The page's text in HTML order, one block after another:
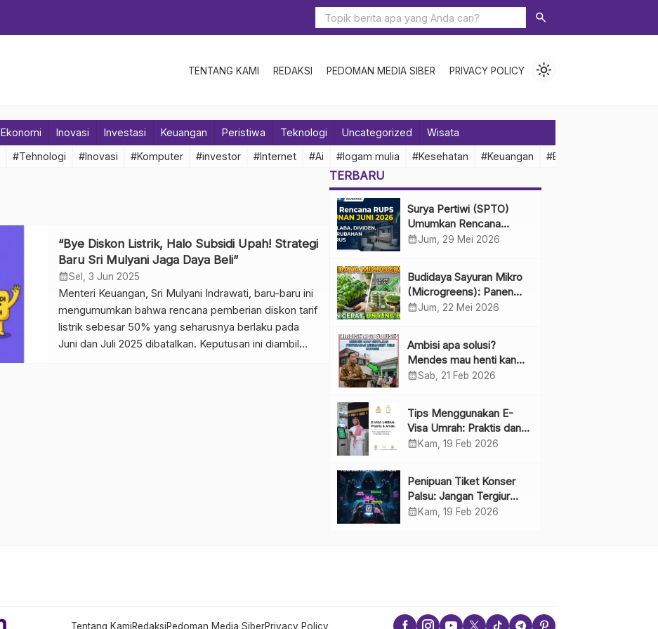
search
TENTANG KAMI REDAKSI PEDOMAN MEDIA SIBER PRIVACY POLICY light_mode
Ekonomi Inovasi Investasi Keuangan Peristiwa Teknologi Uncategorized Wisata
#Tehnologi #Inovasi #Komputer #investor #Internet #Ai #logam mulia #Kesehatan #Keuangan #Ekonomi Indonesia
“Bye Diskon Listrik, Halo Subsidi Upah! Strategi
Baru Sri Mulyani Jaga Daya Beli”
calendar_monthSel, 3 Jun 2025
Menteri Keuangan, Sri Mulyani Indrawati, baru-baru ini
mengumumkan bahwa rencana pemberian diskon tarif
listrik sebesar 50% yang seharusnya berlaku pada
Juni dan Juli 2025 dibatalkan. Keputusan ini diambil
TERBARU
Surya Pertiwi (SPTO)
Umumkan Rencana
RUPS Tahunan Juni 2026,
Penguru
calendar_monthJum, 29 Mei 2026
Budidaya Sayuran Mikro
(Microgreens): Panen
Cepat, Untung Besar
calendar_monthJum, 22 Mei 2026
Ambisi apa solusi?
Mendes mau henti kan
penyebaran minimarket
calendar_monthSab, 21 Feb 2026
Tips Menggunakan E-
Visa Umrah: Praktis dan
Cepat
calendar_month Kam, 19 Feb 2026
Penipuan Tiket Konser
Palsu: Jangan Tergiur
Penjualan di Media Sosial
calendar_month Kam, 19 Feb 2026
Tentang KamiRedaksiPedoman Media SiberPrivacy Policy